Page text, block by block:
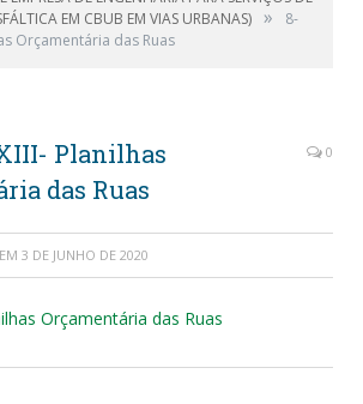
EM CBUB EM VIAS URBANAS) »
8-
Orçamentária das Ruas
Planilhas
das Ruas
0
EM 3 DE JUNHO DE 2020
Orçamentária das Ruas